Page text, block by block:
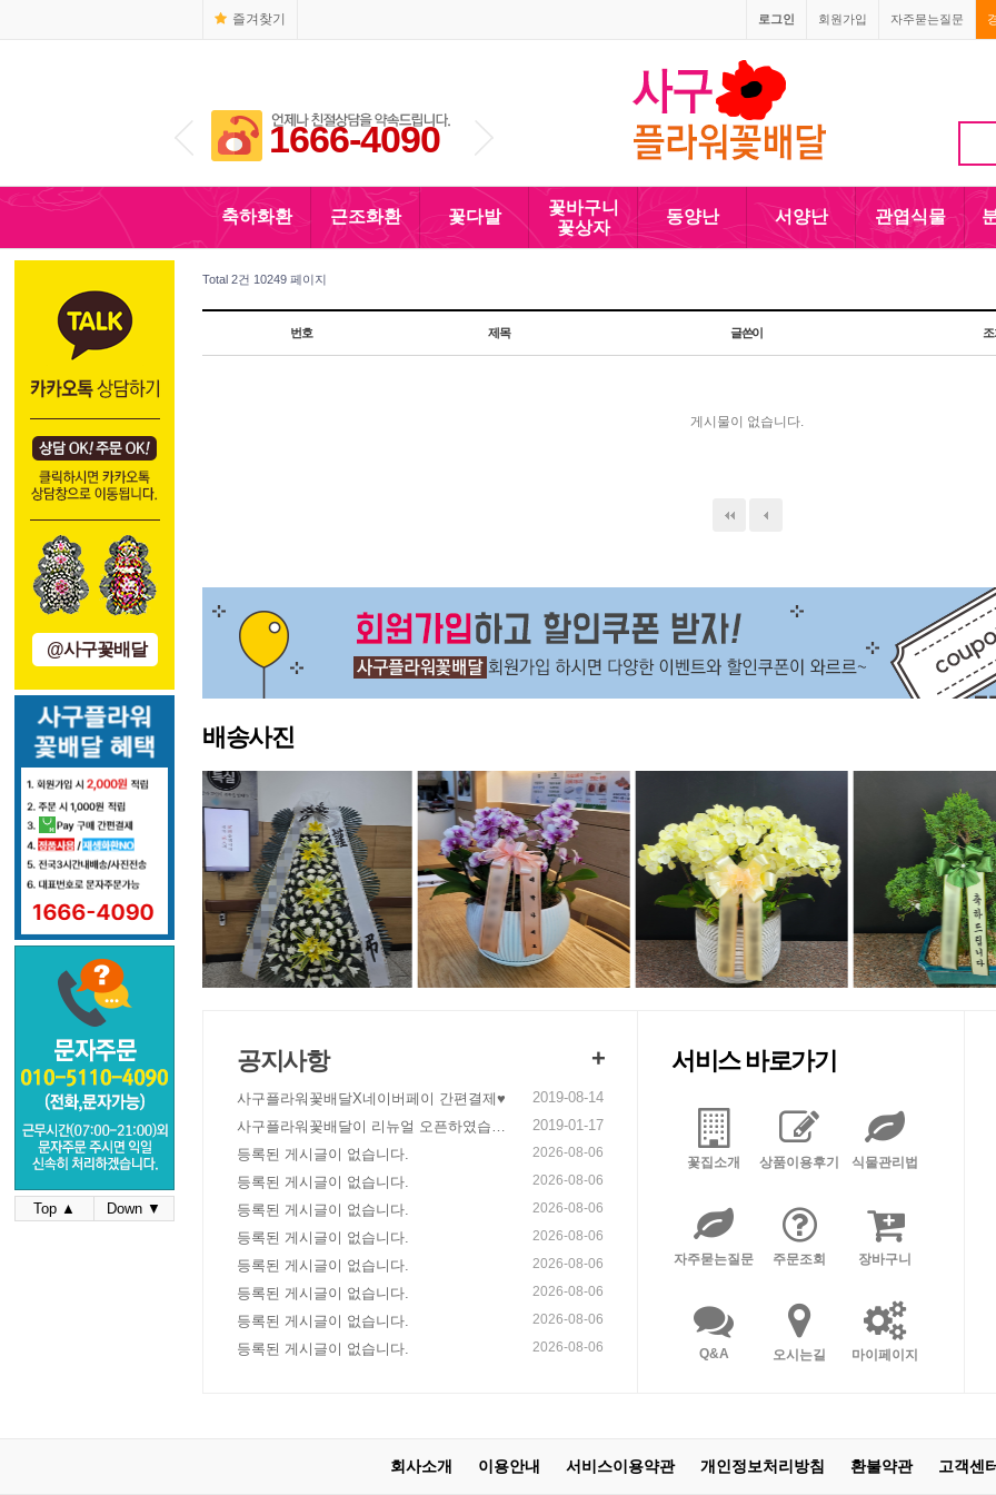
즐겨찾기 자주묻는질문
회원가입
로그인
1666-4090 010-5110-4090
축하화환 근조화환 꽃다발
꽃바구니
꽃상자
동양난 서양난 관엽식물
@사구꽃배달
Top ▲ Down ▼
Total 2건 10249 페이지
번호 제목 글쓴이
게시물이 없습니다.
배송사진
공지사항 +
사구플라워꽃배달X네이버페이 간편결제♥
2019-08-14
사구플라워꽃배달이 리뉴얼 오픈하였습니
다!
2019-01-17
등록된 게시글이 없습니다.
2026-08-06
등록된 게시글이 없습니다. 2026-08-06
등록된 게시글이 없습니다. 2026-08-06
등록된 게시글이 없습니다. 2026-08-06
등록된 게시글이 없습니다. 2026-08-06
등록된 게시글이 없습니다. 2026-08-06
등록된 게시글이 없습니다. 2026-08-06
등록된 게시글이 없습니다. 2026-08-06
서비스 바로가기
꽃집소개 상품이용후기 식물관리법
자주묻는질문 주문조회 장바구니
Q&A 오시는길 마이페이지
회사소개 이용안내 서비스이용약관 개인정보처리방침 환불약관 고객센